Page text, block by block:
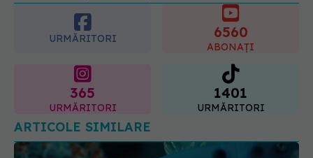
URMĂRITORI 6560
ABONAȚI
365
URMĂRITORI
1401
URMĂRITORI
ARTICOLE SIMILARE